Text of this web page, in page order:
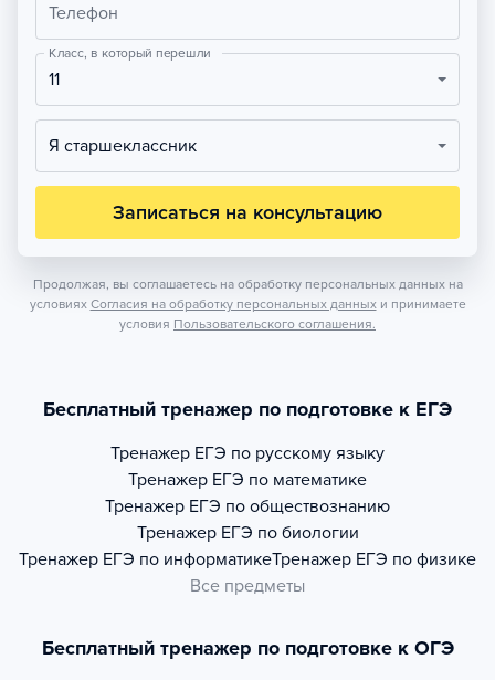
Телефон
Класс, в который перешли
11
Я старшеклассник
Записаться на консультацию
Продолжая, вы соглашаетесь на обработку персональных данных на
условиях Согласия на обработку персональных данных и принимаете
условия Пользовательского соглашения.
Бесплатный тренажер по подготовке к ЕГЭ
Тренажер ЕГЭ по русскому языку
Тренажер ЕГЭ по математике
Тренажер ЕГЭ по обществознанию
Тренажер ЕГЭ по биологии
Тренажер ЕГЭ по информатикеТренажер ЕГЭ по физике
Все предметы
Бесплатный тренажер по подготовке к ОГЭ